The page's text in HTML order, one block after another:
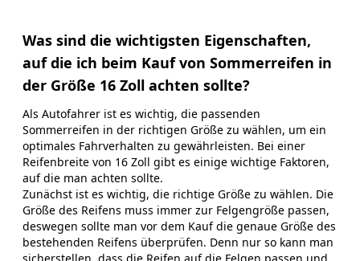
Was sind die wichtigsten Eigenschaften,
auf die ich beim Kauf von Sommerreifen in
der Größe 16 Zoll achten sollte?
Als Autofahrer ist es wichtig, die passenden
Sommerreifen in der richtigen Größe zu wählen, um ein
optimales Fahrverhalten zu gewährleisten. Bei einer
Reifenbreite von 16 Zoll gibt es einige wichtige Faktoren,
auf die man achten sollte.
Zunächst ist es wichtig, die richtige Größe zu wählen. Die
Größe des Reifens muss immer zur Felgengröße passen,
deswegen sollte man vor dem Kauf die genaue Größe des
bestehenden Reifens überprüfen. Denn nur so kann man